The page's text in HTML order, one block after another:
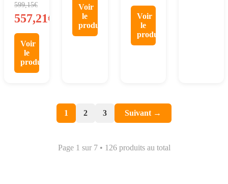
599,15€
557,21€
Voir
le
produit
Voir
le
produit
Voir
le
produit
1 2 3 Suivant →
Page 1 sur 7 • 126 produits au total